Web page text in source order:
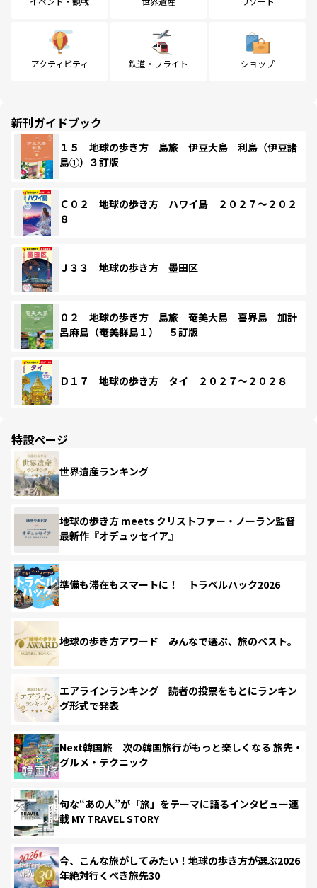
アクティビティ 鉄道・フライト ショップ
新刊ガイドブック
１５ 地球の歩き方 島旅 伊豆大島 利島（伊豆諸
島①）３訂版
Ｃ０２ 地球の歩き方 ハワイ島 ２０２７～２０２
８
Ｊ３３ 地球の歩き方 墨田区
０２ 地球の歩き方 島旅 奄美大島 喜界島 加計
呂麻島（奄美群島１） ５訂版
Ｄ１７ 地球の歩き方 タイ ２０２７～２０２８
特設ページ
世界遺産ランキング
地球の歩き方 meets クリストファー・ノーラン監督
最新作『オデュッセイア』
準備も滞在もスマートに！ トラベルハック2026
地球の歩き方アワード みんなで選ぶ、旅のベスト。
エアラインランキング 読者の投票をもとにランキン
グ形式で発表
Next韓国旅 次の韓国旅行がもっと楽しくなる 旅先・
グルメ・テクニック
旬な“あの人”が「旅」をテーマに語るインタビュー連
載 MY TRAVEL STORY
今、こんな旅がしてみたい！地球の歩き方が選ぶ2026
年絶対行くべき旅先30